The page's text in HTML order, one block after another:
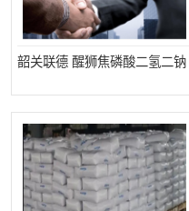
韶关联德 醒狮焦磷酸二氢二钠
氯酸钠
磷酸氢二钾
保险粉
过硫酸钠
尿素